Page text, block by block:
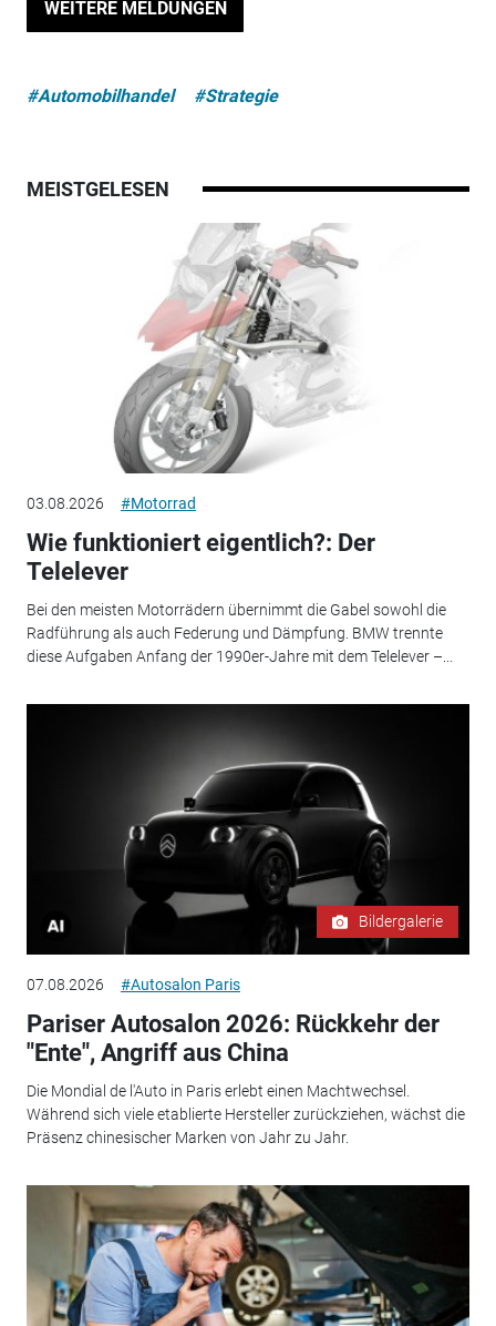
WEITERE MELDUNGEN
#Automobilhandel #Strategie
MEISTGELESEN
03.08.2026 #Motorrad
Wie funktioniert eigentlich?: Der
Telelever
Bei den meisten Motorrädern übernimmt die Gabel sowohl die
Radführung als auch Federung und Dämpfung. BMW trennte
diese Aufgaben Anfang der 1990er-Jahre mit dem Telelever –...
Bildergalerie
07.08.2026 #Autosalon Paris
Pariser Autosalon 2026: Rückkehr der
"Ente", Angriff aus China
Die Mondial de l'Auto in Paris erlebt einen Machtwechsel.
Während sich viele etablierte Hersteller zurückziehen, wächst die
Präsenz chinesischer Marken von Jahr zu Jahr.